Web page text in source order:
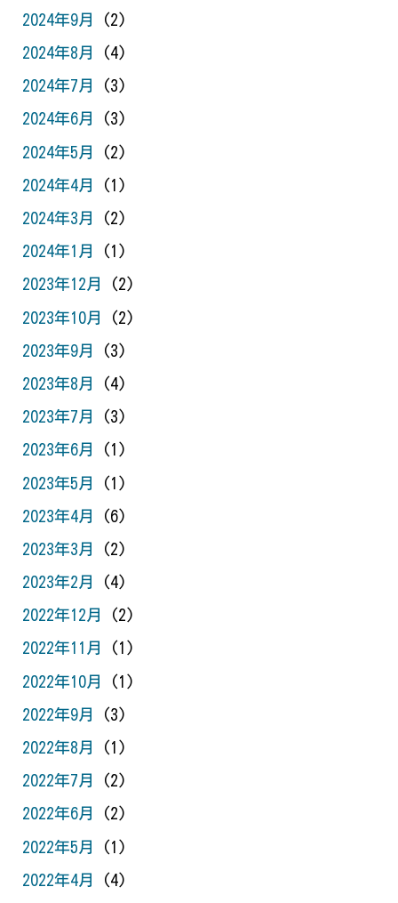
2024年9月 (2)
2024年8月 (4)
2024年7月 (3)
2024年6月 (3)
2024年5月 (2)
2024年4月 (1)
2024年3月 (2)
2024年1月 (1)
2023年12月 (2)
2023年10月 (2)
2023年9月 (3)
2023年8月 (4)
2023年7月 (3)
2023年6月 (1)
2023年5月 (1)
2023年4月 (6)
2023年3月 (2)
2023年2月 (4)
2022年12月 (2)
2022年11月 (1)
2022年10月 (1)
2022年9月 (3)
2022年8月 (1)
2022年7月 (2)
2022年6月 (2)
2022年5月 (1)
2022年4月 (4)